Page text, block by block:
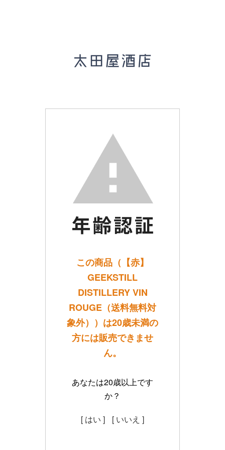
この商品（【赤】
GEEKSTILL
DISTILLERY VIN
ROUGE（送料無料対
象外））は20歳未満の
方には販売できませ
ん。
あなたは20歳以上です
か？
[ はい ] [ いいえ ]